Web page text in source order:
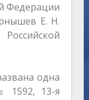
Федерации
Е. Н.
одна
1592, 13-я